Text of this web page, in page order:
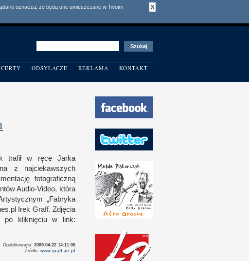
X
oznacza, że będą one umieszczane w Twoim
ODSYŁACZE REKLAMA KONTAKT
trafiłw ręce Jarka
z najciekawszych
fotograficzną
Audio-Video, która
„Fabryka
Irek Graff. Zdjęcia
po kliknięciuw link:
Opublikowano: 2009-04-22 14:11:05
Źródło: www.graff.art.pl